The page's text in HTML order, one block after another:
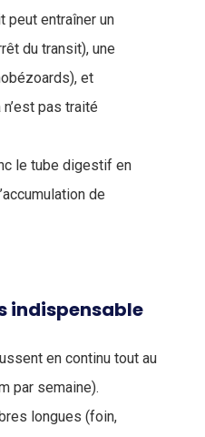
peut entraîner un
du transit), une
et
pas traité
le tube digestif en
de
indispensable
en continu tout au
par semaine).
longues (foin,